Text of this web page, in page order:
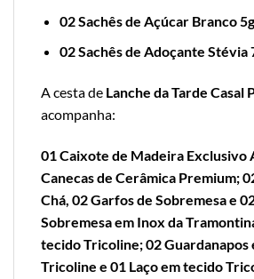
02 Sachês de Açúcar Branco 5g
02 Sachês de Adoçante Stévia
A cesta de Lanche da Tarde Casal
acompanha:
01 Caixote de Madeira Exclusivo
Canecas de Cerâmica Premium;
Chá, 02 Garfos de Sobremesa e
Sobremesa em Inox da
tecido Tricoline; 02 Guardanapos
Tricoline e 01 Laço em tecido